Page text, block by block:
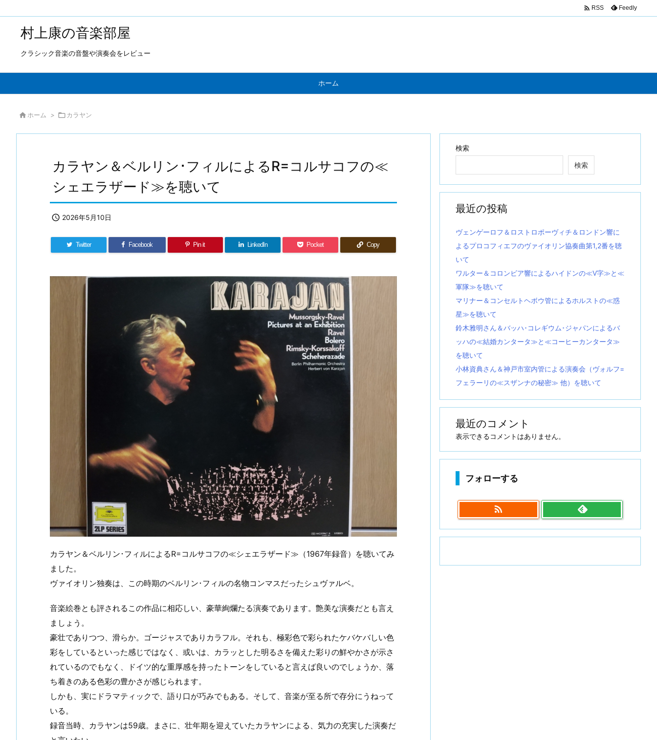
村上康の音楽部屋
クラシック音楽の音盤や演奏会をレビュー
ホーム
 RSS Feedly
 ホーム >  カラヤン
カラヤン＆ベルリン･フィルによるR=コルサコフの≪
シェエラザード≫を聴いて
 2026年5月10日
Twitter Facebook Pin it LinkedIn Pocket Copy
カラヤン＆ベルリン･フィルによるR=コルサコフの≪シェエラザード≫（1967年録音）を聴いてみ
ました。
ヴァイオリン独奏は、この時期のベルリン･フィルの名物コンマスだったシュヴァルベ。
音楽絵巻とも評されるこの作品に相応しい、豪華絢爛たる演奏であります。艶美な演奏だとも言え
ましょう。
豪壮でありつつ、滑らか。ゴージャスでありカラフル。それも、極彩色で彩られたケバケバしい色
彩をしているといった感じではなく、或いは、カラッとした明るさを備えた彩りの鮮やかさが示さ
れているのでもなく、ドイツ的な重厚感を持ったトーンをしていると言えば良いのでしょうか、落
ち着きのある色彩の豊かさが感じられます。
しかも、実にドラマティックで、語り口が巧みでもある。そして、音楽が至る所で存分にうねって
いる。
録音当時、カラヤンは59歳。まさに、壮年期を迎えていたカラヤンによる、気力の充実した演奏だ
検索
検索
最近の投稿
ヴェンゲーロフ＆ロストロポーヴィチ＆ロンドン響に
よるプロコフィエフのヴァイオリン協奏曲第1,2番を聴
いて
ワルター＆コロンビア響によるハイドンの≪V字≫と≪
軍隊≫を聴いて
マリナー＆コンセルトヘボウ管によるホルストの≪惑
星≫を聴いて
鈴木雅明さん＆バッハ･コレギウム･ジャパンによるバ
ッハの≪結婚カンタータ≫と≪コーヒーカンタータ≫
を聴いて
小林資典さん＆神戸市室内管による演奏会（ヴォルフ=
フェラーリの≪スザンナの秘密≫ 他）を聴いて
最近のコメント
表示できるコメントはありません。
フォローする
